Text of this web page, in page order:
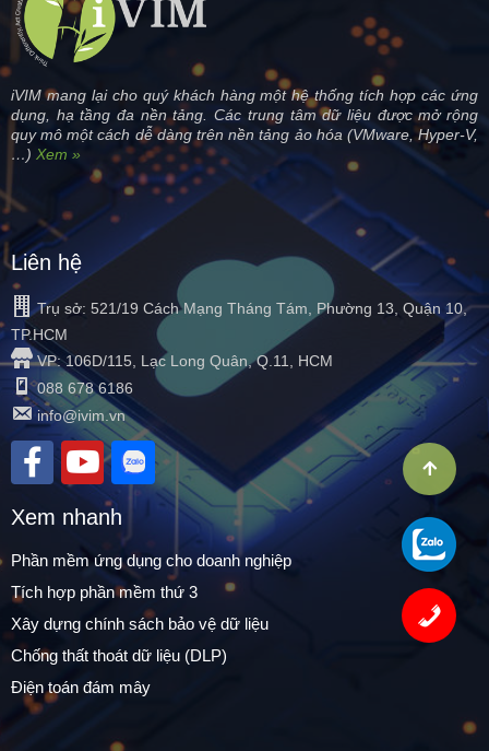
iVIM mang lại cho quý khách hàng một hệ thống tích hợp các ứng
dụng, hạ tầng đa nền tảng. Các trung tâm dữ liệu được mở rộng
quy mô một cách dễ dàng trên nền tảng ảo hóa (VMware, Hyper-V,
…) Xem »
Liên hệ
Trụ sở: 521/19 Cách Mạng Tháng Tám, Phường 13, Quận 10,
TP.HCM
VP: 106D/115, Lạc Long Quân, Q.11, HCM
088 678 6186
info@ivim.vn
Xem nhanh
Phần mềm ứng dụng cho doanh nghiệp
Tích hợp phần mềm thứ 3
Xây dựng chính sách bảo vệ dữ liệu
Chống thất thoát dữ liệu (DLP)
Điện toán đám mây